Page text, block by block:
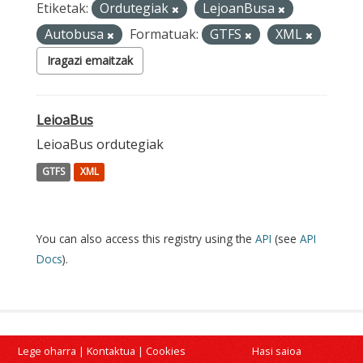
Etiketak: Ordutegiak
LejoanBusa
Autobusa
Formatuak: GTFS XML
Iragazi emaitzak
LeioaBus
LeioaBus ordutegiak
GTFS XML
You can also access this registry using the API (see API
Docs).
Lege oharra | Kontaktua | Cookies Hasi saioa